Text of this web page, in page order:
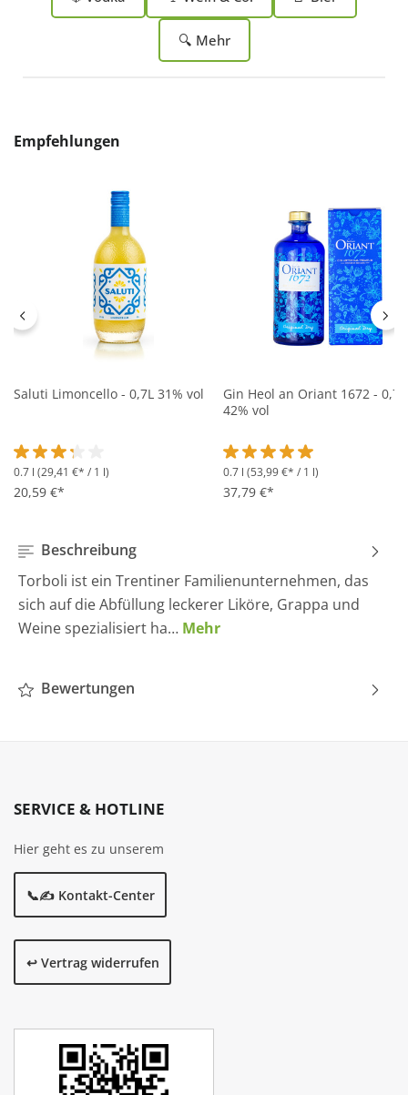
🔍 Mehr
Produktgalerie überspringen
Empfehlungen
Saluti Limoncello - 0,7L 31% vol
Durchschnittliche Bewertung von 3.2 von 5 Sternen
0.7 l (29,41 €* / 1 l)
20,59 €*
Gin Heol an Oriant 1672 - 0,7L
42% vol
Durchschnittliche
0.7 l (53,99 €* / 1 l)
37,79 €*
Beschreibung
Torboli ist ein Trentiner Familienunternehmen, das
sich auf die Abfüllung leckerer Liköre, Grappa und
Weine spezialisiert ha… Mehr
Bewertungen
SERVICE & HOTLINE
Hier geht es zu unserem
📞✍️ Kontakt-Center
↩️ Vertrag widerrufen